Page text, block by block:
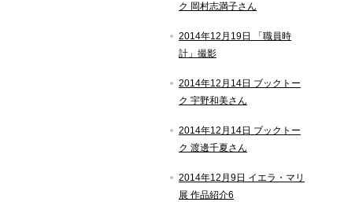
ク 岡村志満子さん
2014年12月19日 「職員時
計」撮影
2014年12月14日 ブックトー
ク 宇野和美さん
2014年12月14日 ブックトー
ク 渡邊千夏さん
2014年12月9日 イエラ・マリ
展 作品紹介6